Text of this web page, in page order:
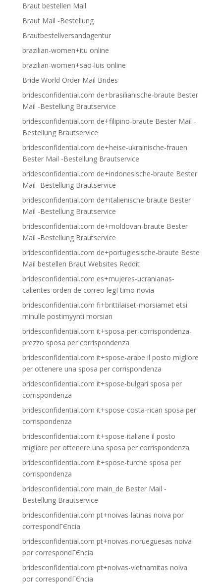
Braut bestellen Mail
Braut Mail -Bestellung
Brautbestellversandagentur
brazilian-women+itu online
brazilian-women+sao-luis online
Bride World Order Mail Brides
bridesconfidential.com de+brasilianische-braute Bester
Mail -Bestellung Brautservice
bridesconfidential.com de+filipino-braute Bester Mail -
Bestellung Brautservice
bridesconfidential.com de+heise-ukrainische-frauen
Bester Mail -Bestellung Brautservice
bridesconfidential.com de+indonesische-braute Bester
Mail -Bestellung Brautservice
bridesconfidential.com de+italienische-braute Bester
Mail -Bestellung Brautservice
bridesconfidential.com de+moldovan-braute Bester
Mail -Bestellung Brautservice
bridesconfidential.com de+portugiesische-braute Beste
Mail bestellen Braut Websites Reddit
bridesconfidential.com es+mujeres-ucranianas-
calientes orden de correo legГ­timo novia
bridesconfidential.com fi+brittilaiset-morsiamet etsi
minulle postimyynti morsian
bridesconfidential.com it+sposa-per-corrispondenza-
prezzo sposa per corrispondenza
bridesconfidential.com it+spose-arabe il posto migliore
per ottenere una sposa per corrispondenza
bridesconfidential.com it+spose-bulgari sposa per
corrispondenza
bridesconfidential.com it+spose-costa-rican sposa per
corrispondenza
bridesconfidential.com it+spose-italiane il posto
migliore per ottenere una sposa per corrispondenza
bridesconfidential.com it+spose-turche sposa per
corrispondenza
bridesconfidential.com main_de Bester Mail -
Bestellung Brautservice
bridesconfidential.com pt+noivas-latinas noiva por
correspondГЄncia
bridesconfidential.com pt+noivas-norueguesas noiva
por correspondГЄncia
bridesconfidential.com pt+noivas-vietnamitas noiva
por correspondГЄncia